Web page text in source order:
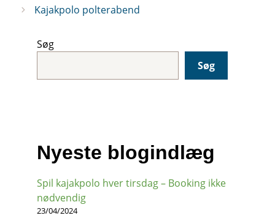
Kajakpolo polterabend
Søg
Søg
Nyeste blogindlæg
Spil kajakpolo hver tirsdag – Booking ikke
nødvendig
23/04/2024